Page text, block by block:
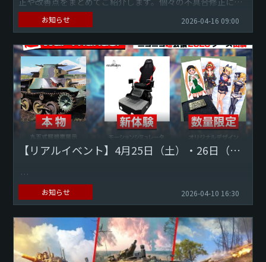
いて確認したい場合は、 公式サイトのチェンジログをご覧く
ださい。不具合を...
お知らせ 2026-04-16 09:00
【リアルイベント】4月25日（土）・26日（日）ニコニコ超会議2026『超War Thunder（DMM GAMES）』ブース出展
いつも『War Thunder』をご利用いただきありがとうござい
ます。 この度DMM GAMES『War Thunder』日本運営チーム
は、4月25日（土）・26日（日）...
お知らせ 2026-04-10 16:30